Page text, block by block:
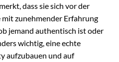
dass sie sich vor der
zunehmender Erfahrung
jemand authentisch ist oder
wichtig, eine echte
aufzubauen und auf